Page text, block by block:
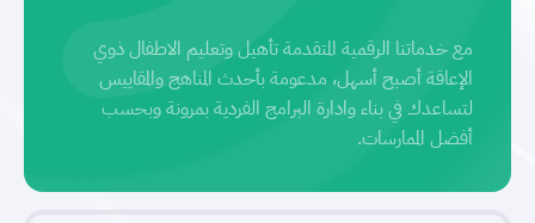
مع خدماتنا الرقمية المتقدمة تأهيل وتعليم الاطفال ذوي
الإعاقة أصبح أسهل، مدعومة بأحدث المناهج والمقاييس
لتساعدك في بناء وادارة البرامج الفردية بمرونة وبحسب
أفضل الممارسات.